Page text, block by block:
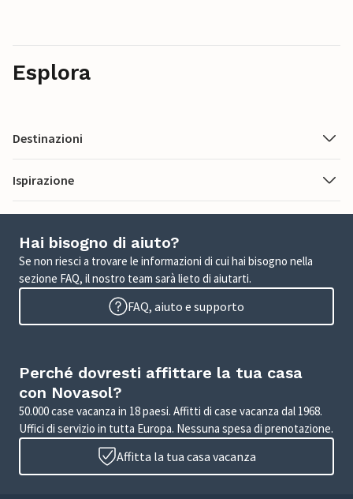
Esplora
Destinazioni
Ispirazione
Hai bisogno di aiuto?
Se non riesci a trovare le informazioni di cui hai bisogno nella
sezione FAQ, il nostro team sarà lieto di aiutarti.
FAQ, aiuto e supporto
Perché dovresti affittare la tua casa
con Novasol?
50.000 case vacanza in 18 paesi. Affitti di case vacanza dal 1968.
Uffici di servizio in tutta Europa. Nessuna spesa di prenotazione.
Affitta la tua casa vacanza